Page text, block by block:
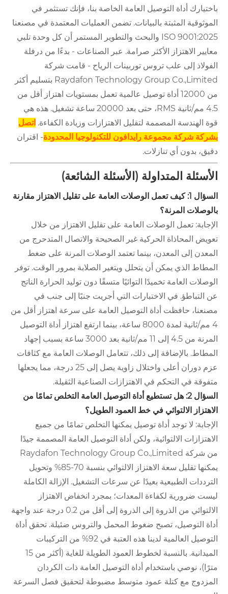
باختيارك أداة التوصيل العامة الخاصة بنا، فإنك تستثمر في
الموثوقية المثبتة بالبيانات. تضمن العمليات المعتمدة في مصنعنا
ISO 9001:2025 والبحث والتطوير المستمر أن كل وحدة تلبي
معايير الاهتزاز الأكثر صرامة. عبر الصناعات - بدءًا من درفلة
الفولاذ إلى علب تروس توربينات الرياح - قامت شركة
Raydafon Technology Group Co.,Limited بتسليم أكثر
من 12000 أداة توصيل عالمية تعمل بمستويات اهتزاز أقل من
4.5 مم/ثانية RMS، حتى بعد 20000 ساعة تشغيل. هذه هي
قوة الهندسة المصممة لتقليل الاهتزازات وزيادة الكفاءة. اتصل
بشركة شركة مجموعة رايدافون للتكنولوجيا المحدودة- اقتران
دقيق، بدون أي تنازلات.
الأسئلة المتداولة (الأسئلة الشائعة)
السؤال 1: كيف تعمل الوصلات العامة على تقليل الاهتزاز مقارنة
بالوصلات المرنة؟
الإجابة: تعمل الوصلات العامة على تقليل الاهتزاز من خلال
تعويض المحاذاة الحركية غير الصحيحة والاتصال المتدحرج من
المعدن إلى المعدن، بينما تعتمد الوصلات المرنة على ضغط
المطاط الذي يمكن أن يتحلل ويتغير الصلابة بمرور الوقت. توفر
الوصلات العامة تخميدًا التوائيًا متسقًا دون توليد الحرارة الناتج
عن التباطؤ. في الاختبارات التي أجريت جنبًا إلى جنب في
مصنعنا، حافظت أداة التوصيل العامة على سرعة اهتزاز أقل من
4 مم/ثانية لمدة 8000 ساعة، بينما ارتفع اهتزاز أداة التوصيل
المرنة من 4.5 إلى 11 مم/ثانية بعد 3000 ساعة بسبب إجهاد
المطاط. بالإضافة إلى ذلك، تتعامل الوصلات العامة مع كثافات
عزم دوران أعلى واختلال زاوية يصل إلى 25 درجة، مما يجعلها
متفوقة في التحكم في الاهتزازات الصناعية الثقيلة.
السؤال 2: هل تستطيع أداة التوصيل العامة التخلص تمامًا من
الاهتزاز الالتوائي في خط العمود الطويل؟
الإجابة: لا توجد أداة توصيل يمكنها التخلص تمامًا من جميع
الاهتزازات الالتوائية، ولكن أداة التوصيل العامة المصممة جيدًا
من شركة Raydafon Technology Group Co.,Limited
يمكنها تقليل سعة الاهتزاز الالتوائي بنسبة 70-85% وتحويل
الترددات الطبيعية بعيدًا عن سرعات التشغيل. الإزالة الكاملة
ليست ضرورية لكفاءة المعدات؛ بمجرد انخفاض الاهتزاز
الالتوائي من الذروة إلى الذروة إلى أقل من 0.2 درجة عند واجهة
أداة التوصيل، تصبح ضغوط المحمل والتروس ضئيلة. تحقق أداة
التوصيل العالمية لدينا هذه العتبة في 92% من التركيبات
الميدانية. بالنسبة لخطوط العمود الطويلة للغاية (أكثر من 15
مترًا)، نوصي باستخدام أداة التوصيل العامة ذات الكردان
المزدوج مع كتلة عمود متوسط ​​مضبوطة لتحقيق فصل السرعة